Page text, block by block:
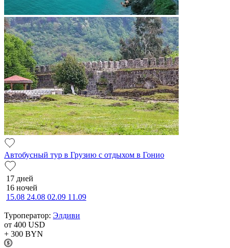
Автобусный тур в Грузию с отдыхом в Гонио
17 дней
16 ночей
15.08 24.08 02.09 11.09
Туроператор: Элдиви
от 400 USD
+ 300 BYN